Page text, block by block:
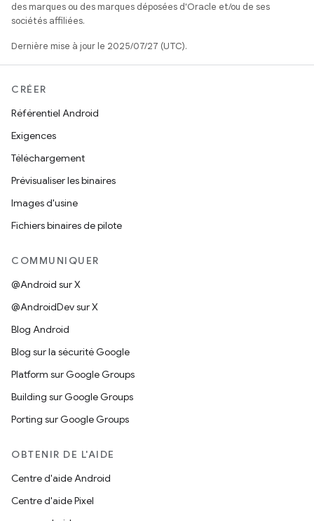
des marques ou des marques déposées d'Oracle et/ou de ses
sociétés affiliées.
Dernière mise à jour le 2025/07/27 (UTC).
CRÉER
Référentiel Android
Exigences
Téléchargement
Prévisualiser les binaires
Images d'usine
Fichiers binaires de pilote
COMMUNIQUER
@Android sur X
@AndroidDev sur X
Blog Android
Blog sur la sécurité Google
Platform sur Google Groups
Building sur Google Groups
Porting sur Google Groups
OBTENIR DE L'AIDE
Centre d'aide Android
Centre d'aide Pixel